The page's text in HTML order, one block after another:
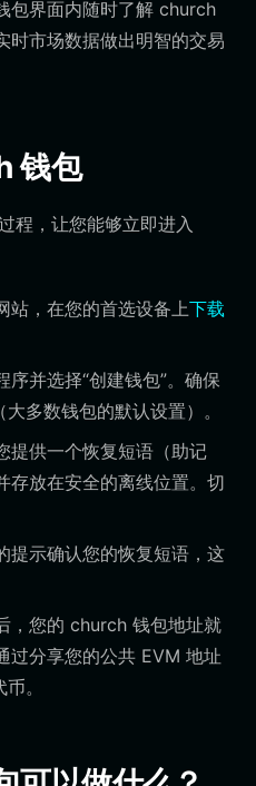
包界面内随时了解 church
时市场数据做出明智的交易
钱包
程，让您能够立即进入
站，在您的首选设备上下载
序并选择“创建钱包”。确保
多数钱包的默认设置）。
提供一个恢复短语（助记
存放在安全的离线位置。切
提示确认您的恢复短语，这
，您的 church 钱包地址就
过分享您的公共 EVM 地址
。